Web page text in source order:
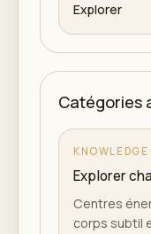
Explorer
Catégories
Explorer
Centres
corps subtil